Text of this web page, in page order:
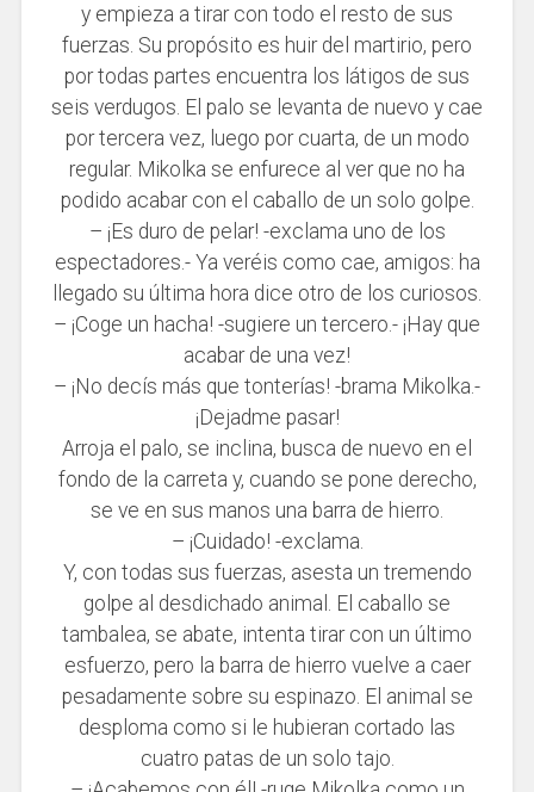
y empieza a tirar con todo el resto de sus
fuerzas. Su propósito es huir del martirio, pero
por todas partes encuentra los látigos de sus
seis verdugos. El palo se levanta de nuevo y cae
por tercera vez, luego por cuarta, de un modo
regular. Mikolka se enfurece al ver que no ha
podido acabar con el caballo de un solo golpe.
– ¡Es duro de pelar! -exclama uno de los
espectadores.- Ya veréis como cae, amigos: ha
llegado su última hora dice otro de los curiosos.
– ¡Coge un hacha! -sugiere un tercero.- ¡Hay que
acabar de una vez!
– ¡No decís más que tonterías! -brama Mikolka.-
¡Dejadme pasar!
Arroja el palo, se inclina, busca de nuevo en el
fondo de la carreta y, cuando se pone derecho,
se ve en sus manos una barra de hierro.
– ¡Cuidado! -exclama.
Y, con todas sus fuerzas, asesta un tremendo
golpe al desdichado animal. El caballo se
tambalea, se abate, intenta tirar con un último
esfuerzo, pero la barra de hierro vuelve a caer
pesadamente sobre su espinazo. El animal se
desploma como si le hubieran cortado las
cuatro patas de un solo tajo.